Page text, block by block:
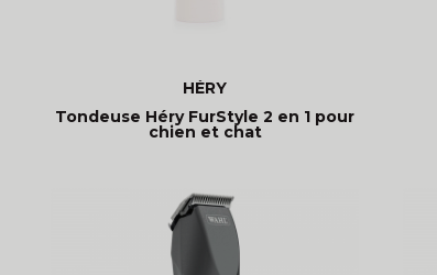
HÉRY
Tondeuse Héry FurStyle 2 en 1 pour
chien et chat